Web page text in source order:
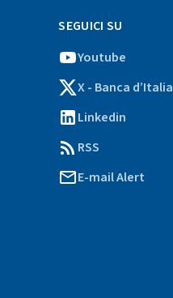
sito
istituzionale
Banca
d'Italia)
SEGUICI SU
Youtube
X - Banca d’Italia
Linkedin
RSS
E-mail Alert